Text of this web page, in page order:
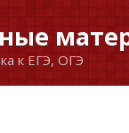
к ЕГЭ, ОГЭ